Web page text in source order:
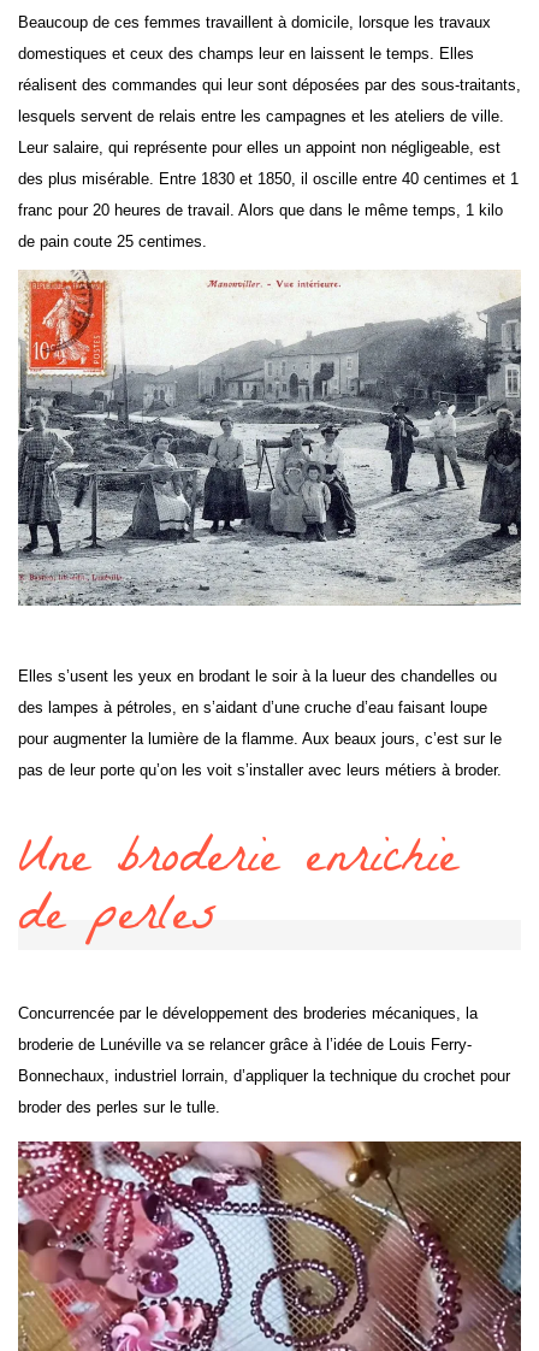
Beaucoup de ces femmes travaillent à domicile, lorsque les travaux
domestiques et ceux des champs leur en laissent le temps. Elles
réalisent des commandes qui leur sont déposées par des sous-traitants,
lesquels servent de relais entre les campagnes et les ateliers de ville.
Leur salaire, qui représente pour elles un appoint non négligeable, est
des plus misérable. Entre 1830 et 1850, il oscille entre 40 centimes et 1
franc pour 20 heures de travail. Alors que dans le même temps, 1 kilo
de pain coute 25 centimes.
Elles s’usent les yeux en brodant le soir à la lueur des chandelles ou
des lampes à pétroles, en s’aidant d’une cruche d’eau faisant loupe
pour augmenter la lumière de la flamme. Aux beaux jours, c’est sur le
pas de leur porte qu’on les voit s’installer avec leurs métiers à broder.
Une broderie enrichie
de perles
Concurrencée par le développement des broderies mécaniques, la
broderie de Lunéville va se relancer grâce à l’idée de Louis Ferry-
Bonnechaux, industriel lorrain, d’appliquer la technique du crochet pour
broder des perles sur le tulle.